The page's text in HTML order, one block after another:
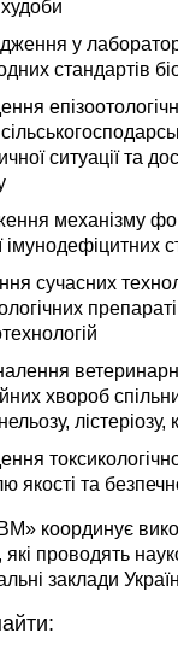
худоби
у
стандартів
ситуації та
механізму
імунодефіцитних
сучасних
хвороб
лістеріозу,
якості та
координує
проводять
заклади